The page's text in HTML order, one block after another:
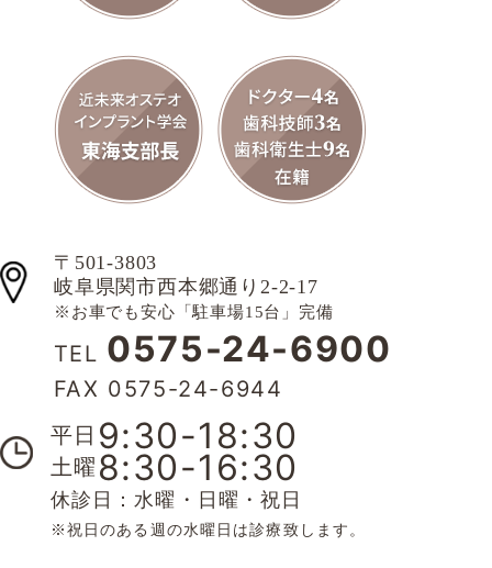
〒501-3803
岐阜県関市西本郷通り2-2-17
※お車でも安心「駐車場15台」完備
TEL 0575-24-6900
FAX 0575-24-6944
平日 9:30-18:30
土曜 8:30-16:30
休診日：水曜・日曜・祝日
※祝日のある週の水曜日は診療致します。